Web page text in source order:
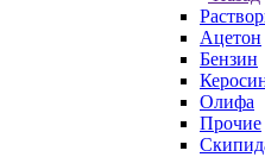
Ацетон
Бензин
Олифа
Прочие